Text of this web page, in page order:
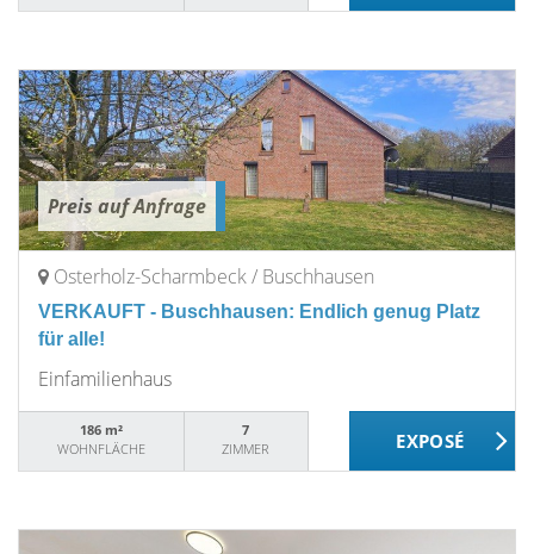
Preis auf Anfrage
Osterholz-Scharmbeck / Buschhausen
VERKAUFT - Buschhausen: Endlich genug Platz
für alle!
Einfamilienhaus
186 m²
WOHNFLÄCHE
7
ZIMMER